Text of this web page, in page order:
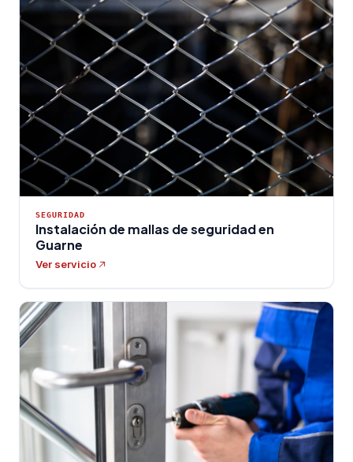
SEGURIDAD
Instalación de mallas de seguridad en
Guarne
Ver servicio